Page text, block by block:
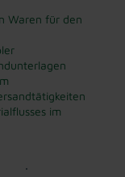
Waren für den
im